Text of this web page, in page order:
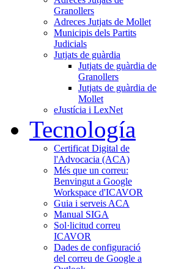
Granollers
Adreces Jutjats de Mollet
Municipis dels Partits
Judicials
Jutjats de guàrdia
Jutjats de guàrdia de
Granollers
Jutjats de guàrdia de
Mollet
eJustícia i LexNet
Tecnología
Certificat Digital de
l'Advocacia (ACA)
Més que un correu:
Benvingut a Google
Workspace d'ICAVOR
Guia i serveis ACA
Manual SIGA
Sol·licitud correu
ICAVOR
Dades de configuració
del correu de Google a